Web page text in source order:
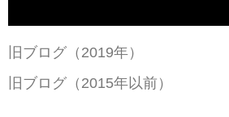
旧ブログ（2019年）
旧ブログ（2015年以前）